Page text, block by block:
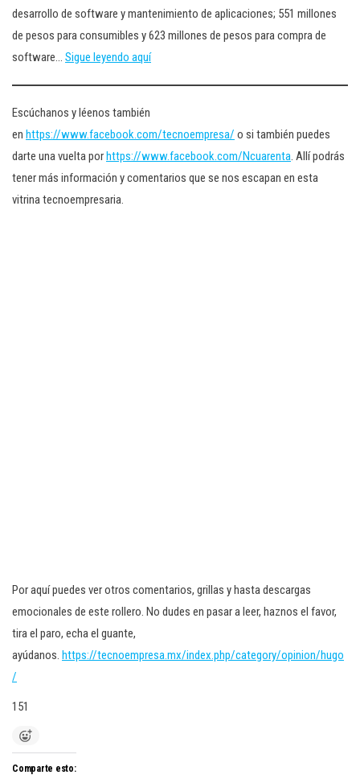
desarrollo de software y mantenimiento de aplicaciones; 551 millones
de pesos para consumibles y 623 millones de pesos para compra de
software… Sigue leyendo aquí
Escúchanos y léenos también
en https://www.facebook.com/tecnoempresa/ o si también puedes
darte una vuelta porhttps://www.facebook.com/Ncuarenta. Allí podrás
tener más información y comentarios que se nos escapan en esta
vitrina tecnoempresaria.
Por aquí puedes ver otros comentarios, grillas y hasta descargas
emocionales de este rollero. No dudes en pasar a leer, haznos el favor,
tira el paro, echa el guante,
ayúdanos. https://tecnoempresa.mx/index.php/category/opinion/hugo
/
151
Comparte esto: